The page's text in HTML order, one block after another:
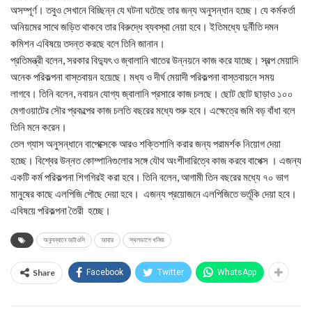
অসম্পূর্ণ। তবুও সেখানে বিচ্ছিন্ন যে ঘটনা ঘটেছে তার জন্য অনুসন্ধান হচ্ছে। যে কর্মকর্তা
অনিয়মের সাথে জড়িত থাকবে তার বিরুদ্ধে ব্যবস্থা নেয়া হবে। ইতিমধ্যে দুর্নীতি দমন
কমিশন এবিষয়ে তদন্ত করছে বলে তিনি জানান।
প্রতিমন্ত্রী বলেন, সরকার বিদ্যুৎ ও জ্বালানি খাতের উন্নয়নে কাজ করে যাচ্ছে। স্বল্প মেয়াদি
অনেক পরিকল্পনা বাস্তবায়ন হয়েছে। মধ্য ও দীর্ঘ মেয়াদী পরিকল্পনা বাস্তবায়নে সময়
লাগবে। তিনি বলেন, নবায়ন যোগ্য জ্বালানি প্রসারে কাজ চলছে। ছোট ছোট ছাড়াও ১০০
মেগাওয়াটের সৌর প্রকল্পের কাজ চলতি বছরের মধ্যে শুরু হবে। এক্ষেত্রে জমি বড় বাঁধা বলে
তিনি মনে করেন।
তেল গ্যাস অনুসন্ধানে বাপেক্সেকে আরও শক্তিশালি করার জন্য পরামর্শক নিয়োগ দেয়া
হচ্ছে। বিশ্বের উন্নত কোম্পানিগুলোর সঙ্গে যৌথ অংশীদারিত্বে কাজ করবে বাপেক্স । এজন্য
একটি কর্ম পরিকল্পনা শিগগিরই করা হবে। তিনি বলেন, আগামী তিন বছরের মধ্যে ৭০ ভাগ
মানুষের কাছে এলপিজি পৌছে দেয়া হবে। এজন্য প্রয়োজনে এলপিজিতে ভর্তূকি দেয়া হবে।
এবিষয়ে পরিকল্পনা তৈরী হচ্ছে।
অনুসন্ধানে আইওসি আবার স্থলভাগে খনিজ
Share Facebook Twitter WhatsApp